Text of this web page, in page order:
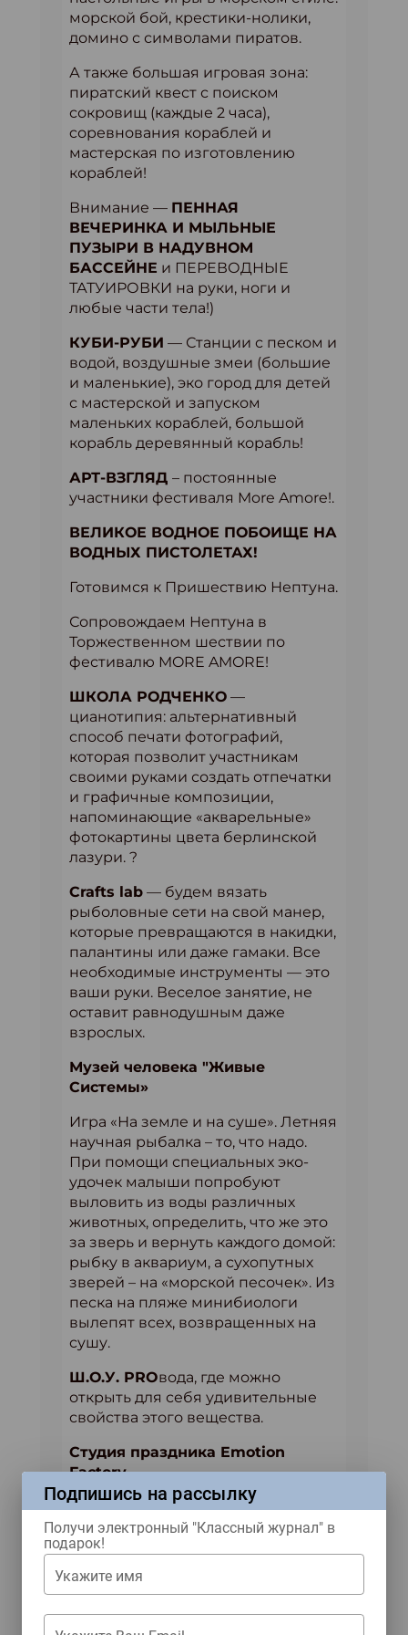
морской бой, крестики-нолики,
домино с символами пиратов.
А также большая игровая зона:
пиратский квест с поиском
сокровищ (каждые 2 часа),
cоревнования кораблей и
мастерская по изготовлению
кораблей!
Внимание — ПЕННАЯ
ВЕЧЕРИНКА И МЫЛЬНЫЕ
ПУЗЫРИ В НАДУВНОМ
БАССЕЙНЕ и ПЕРЕВОДНЫЕ
ТАТУИРОВКИ на руки, ноги и
любые части тела!)
КУБИ-РУБИ — Станции с песком и
водой, воздушные змеи (большие
и маленькие), эко город для детей
с мастерской и запуском
маленьких кораблей, большой
корабль деревянный корабль!
АРТ-ВЗГЛЯД – постоянные
участники фестиваля More Amore!.
ВЕЛИКОЕ ВОДНОЕ ПОБОИЩЕ НА
ВОДНЫХ ПИСТОЛЕТАХ!
Готовимся к Пришествию Нептуна.
Сопровождаем Нептуна в
Торжественном шествии по
фестивалю MORE AMORE!
ШКОЛА РОДЧЕНКО —
цианотипия: альтернативный
способ печати фотографий,
которая позволит участникам
своими руками создать отпечатки
и графичные композиции,
напоминающие «акварельные»
фотокартины цвета берлинской
лазури. ?
Crafts lab — будем вязать
рыболовные сети на свой манер,
которые превращаются в накидки,
палантины или даже гамаки. Все
необходимые инструменты — это
ваши руки. Веселое занятие, не
оставит равнодушным даже
взрослых.
Музей человека "Живые
Системы»
Игра «На земле и на суше». Летняя
научная рыбалка – то, что надо.
При помощи специальных эко-
удочек малыши попробуют
выловить из воды различных
животных, определить, что же это
за зверь и вернуть каждого домой:
рыбку в аквариум, а сухопутных
зверей – на «морской песочек». Из
песка на пляже минибиологи
вылепят всех, возвращенных на
сушу.
Ш.О.У. PROвода, где можно
открыть для себя удивительные
свойства этого вещества.
Студия праздника Emotion
Factory
«Путешествие в столицу Пиратов»
—МОРСКОЙ КВЕСТиз 6 заданий,
за каждое из которых можно будет
Подпишись на рассылку
Получи электронный "Классный журнал" в
подарок!
Укажите имя